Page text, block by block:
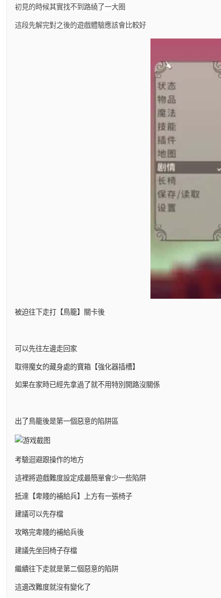
初見的時候其實找不到路繞了一大圈
這段先解完對之後的遊戲體驗應該會比較好
被迫往下走打【鳥籠】關卡後
可以先往左邊走回家
取得魔女的藏身處的寶箱【強化器插槽】
如果在家時已經先拿過了就不用特別開路沒關係
出了鳥籠後是第一個惡意的陷阱區
考驗迴避跟操作的地方
這裡將遊戲難度設定成最簡單會少一些陷阱
抵達【卑賤的補給兵】上方有一張椅子
建議可以先存檔
攻略完卑賤的補給兵後
建議先坐回椅子存檔
繼續往下走就是第二個惡意的陷阱
這邊改難度就沒有變化了